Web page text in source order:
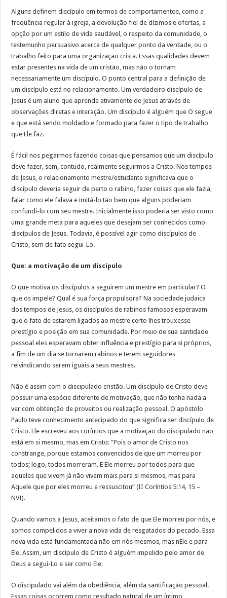
Alguns definem discípulo em termos de comportamentos, como a
freqüência regular à igreja, a devolução fiel de dízimos e ofertas, a
opção por um estilo de vida saudável, o respeito da comunidade, o
testemunho persuasivo acerca de qualquer ponto da verdade, ou o
trabalho feito para uma organização cristã. Essas qualidades devem
estar presentes na vida de um cristão, mas não o tornam
necessariamente um discípulo. O ponto central para a definição de
um discípulo está no relacionamento. Um verdadeiro discípulo de
Jesus é um aluno que aprende ativamente de Jesus através de
observações diretas e interação. Um discípulo é alguém que O segue
e que está sendo moldado e formado para fazer o tipo de trabalho
que Ele faz.
É fácil nos pegarmos fazendo coisas que pensamos que um discípulo
deve fazer, sem, contudo, realmente seguirmos a Cristo. Nos tempos
de Jesus, o relacionamento mestre/estudante significava que o
discípulo deveria seguir de perto o rabino, fazer coisas que ele fazia,
falar como ele falava e imitá-lo tão bem que alguns poderiam
confundi-lo com seu mestre. Inicialmente isso poderia ser visto como
uma grande meta para aqueles que desejam ser conhecidos como
discípulos de Jesus. Todavia, é possível agir como discípulos de
Cristo, sem de fato segui-Lo.
Que: a motivação de um discípulo
O que motiva os discípulos a seguirem um mestre em particular? O
que os impele? Qual é sua força propulsora? Na sociedade judaica
dos tempos de Jesus, os discípulos de rabinos famosos esperavam
que o fato de estarem ligados ao mestre certo lhes trouxesse
prestígio e posição em sua comunidade. Por meio de sua santidade
pessoal eles esperavam obter influência e prestígio para si próprios,
a fim de um dia se tornarem rabinos e terem seguidores
reivindicando serem iguais a seus mestres.
Não é assim com o discipulado cristão. Um discípulo de Cristo deve
possuir uma espécie diferente de motivação, que não tenha nada a
ver com obtenção de proveitos ou realização pessoal. O apóstolo
Paulo teve conhecimento antecipado do que significa ser discípulo de
Cristo. Ele escreveu aos coríntios que a motivação do discipulado não
está em si mesmo, mas em Cristo: “Pois o amor de Cristo nos
constrange, porque estamos convencidos de que um morreu por
todos; logo, todos morreram. E Ele morreu por todos para que
aqueles que vivem já não vivam mais para si mesmos, mas para
Aquele que por eles morreu e ressuscitou” (II Coríntios 5:14, 15 ­–
NVI).
Quando vamos a Jesus, aceitamos o fato de que Ele morreu por nós, e
somos compelidos a viver a nova vida de resgatados do pecado. Essa
nova vida está fundamentada não em nós mesmos, mas nEle e para
Ele. Assim, um discípulo de Cristo é alguém impelido pelo amor de
Deus a segui-Lo e ser como Ele.
O discipulado vai além da obediência, além da santificação pessoal.
Essas coisas ocorrem como resultado natural de um íntimo